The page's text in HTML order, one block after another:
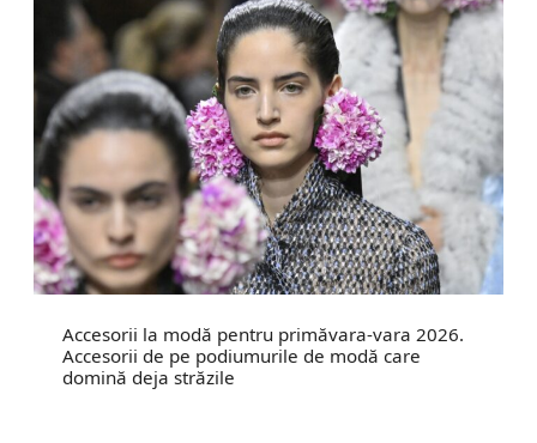
Accesorii la modă pentru primăvara-vara 2026.
Accesorii de pe podiumurile de modă care
domină deja străzile